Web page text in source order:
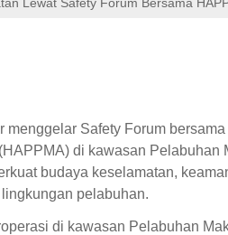
Safety Forum
di kawasan Pelabuhan
budaya keselamatan,
pelabuhan.
di kawasan Pelabuhan